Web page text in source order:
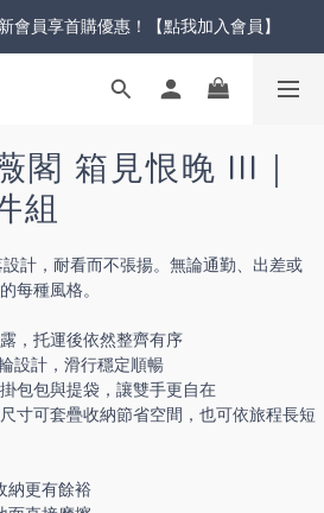
會員享首購優惠！【點我加入會員】
閣 箱見恨晚 III｜
組
計，耐看而不張揚。無論通勤、出差或
每種風格。
，托運後依然整齊有序
設計，滑行穩定順暢
包包與提袋，讓雙手更自在
寸可套疊收納節省空間，也可依旅程長短
納更有餘裕